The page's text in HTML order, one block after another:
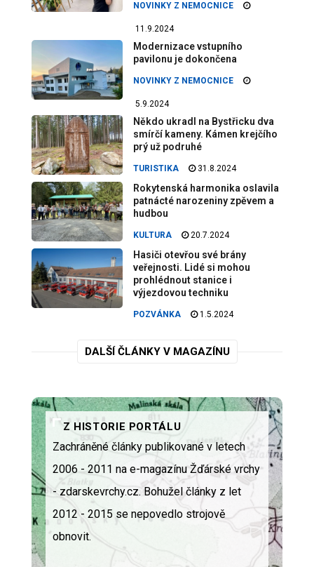
NOVINKY Z NEMOCNICE
11.9.2024
Modernizace vstupního
pavilonu je dokončena
NOVINKY Z NEMOCNICE
5.9.2024
Někdo ukradl na Bystřicku dva
smírčí kameny. Kámen krejčího
prý už podruhé
TURISTIKA 31.8.2024
Rokytenská harmonika oslavila
patnácté narozeniny zpěvem a
hudbou
KULTURA 20.7.2024
Hasiči otevřou své brány
veřejnosti. Lidé si mohou
prohlédnout stanice i
výjezdovou techniku
POZVÁNKA 1.5.2024
DALŠÍ ČLÁNKY V MAGAZÍNU
Z HISTORIE PORTÁLU
Zachráněné články publikované v letech
2006 - 2011 na e-magazínu Žďárské vrchy
- zdarskevrchy.cz. Bohužel články z let
2012 - 2015 se nepovedlo strojově
obnovit.